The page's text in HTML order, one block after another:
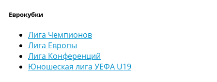
Еврокубки
Лига Чемпионов
Лига Европы
Лига Конференций
Юношеская лига УЕФА U19